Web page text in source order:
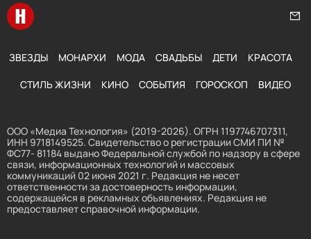
Перейти на главную
ЗВЕЗДЫ МОНАРХИ МОДА СВАДЬБЫ ДЕТИ КРАСОТА
СТИЛЬ ЖИЗНИ КИНО СОБЫТИЯ ГОРОСКОП ВИДЕО
ООО «Медиа Технология» (2019-2026). ОГРН 1197746707311,
ИНН 9718149525. Свидетельство о регистрации СМИ ПИ №
ФС77- 81184 выдано Федеральной службой по надзору в сфере
связи, информационных технологий и массовых
коммуникаций 02 июня 2021 г. Редакция не несет
ответственности за достоверность информации,
содержащейся в рекламных объявлениях. Редакция не
предоставляет справочной информации.